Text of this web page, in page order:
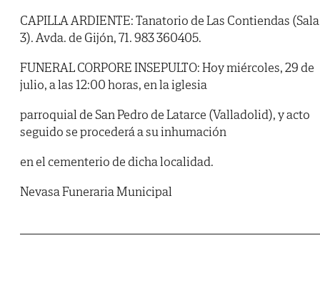
CAPILLA ARDIENTE: Tanatorio de Las Contiendas (Sala
3). Avda. de Gijón, 71. 983 360405.
FUNERAL CORPORE INSEPULTO: Hoy miércoles, 29 de
julio, a las 12:00 horas, en la iglesia
parroquial de San Pedro de Latarce (Valladolid), y acto
seguido se procederá a su inhumación
en el cementerio de dicha localidad.
Nevasa Funeraria Municipal